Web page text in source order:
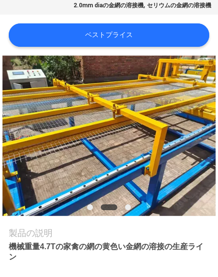
て
工
場
旅
行
品
質
管
理
私
2.0mm diaの金網の溶接機,セリウムの金網の溶接機
ベストプライス
製品の説明
機械重量4.7Tの家禽の網の黄色い金網の溶接の生産ライ
ン